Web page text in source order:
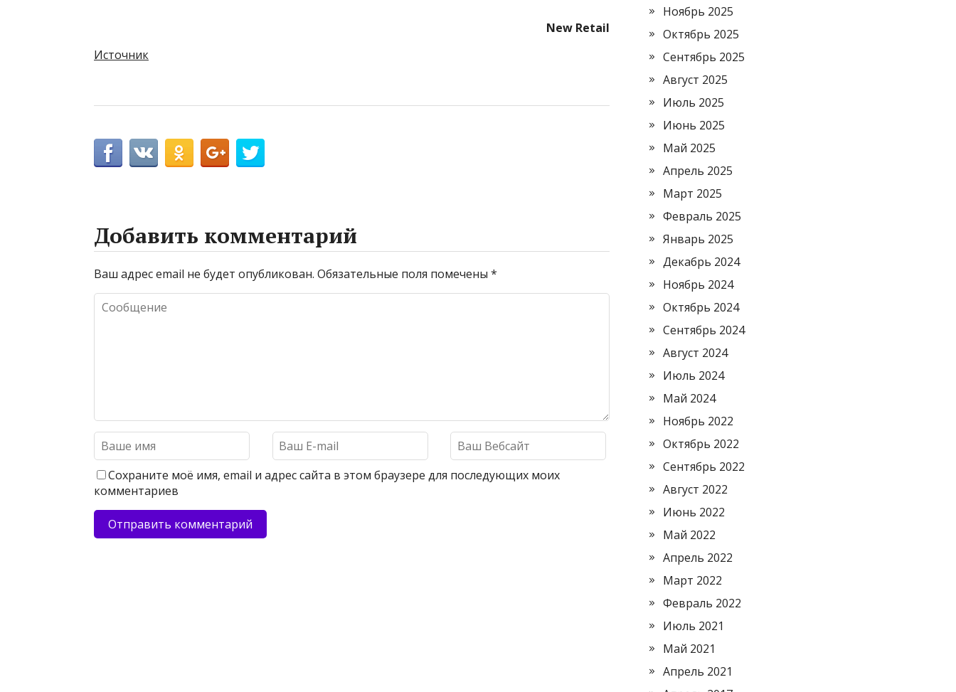
New Retail
Источник
Добавить комментарий
Ваш адрес email не будет опубликован. Обязательные поля помечены *
Сохраните моё имя, email и адрес сайта в этом браузере для последующих моих
комментариев
Ноябрь 2025
Октябрь 2025
Сентябрь 2025
Август 2025
Июль 2025
Июнь 2025
Май 2025
Апрель 2025
Март 2025
Февраль 2025
Январь 2025
Декабрь 2024
Ноябрь 2024
Октябрь 2024
Сентябрь 2024
Август 2024
Июль 2024
Май 2024
Ноябрь 2022
Октябрь 2022
Сентябрь 2022
Август 2022
Июнь 2022
Май 2022
Апрель 2022
Март 2022
Февраль 2022
Июль 2021
Май 2021
Апрель 2021